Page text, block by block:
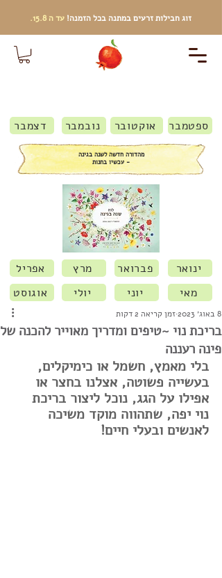
זוג חבילות זרעיםבמתנה בכל הזמנה!עד ה 15.8.
דצמבר נובמבר אוקטובר ספטמבר
מהדורה חדשה לשנה בגינה
- עכשיו בחנות
אפריל מרץ
פברואר
אוגוסט
יולי יוני
ינואר
מאי
בריכת נוי ~טיפים ומדריך מאוייר להכנה של
פינה רעננה
8 באוג׳ 2023 זמן קריאה 2 דקות
בלי מאמץ, חשמל או כימיקלים,
בעשייה פשוטה, אצלנו בחצר או
אפילו על הגג, נוכל ליצור בריכת
נוי יפה, שתהווה מוקד משיכה
לאנשים ובעלי חיים!